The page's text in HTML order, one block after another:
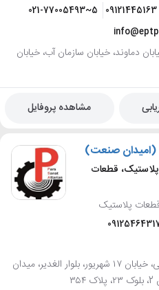
09121445163
021-77005493~5
خیابان دماوند، خیابان سازمان آب، خیابان
مشاهده پروفایل
صنعت)
قطعات
پلاستیک
تهران، منطقه 18، محله امام خمینی، خیابان ۱۷ شهریور، بلوار الغدیر، میدان